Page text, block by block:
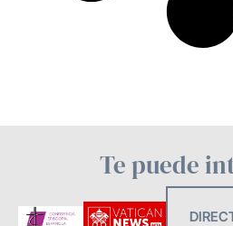
Te puede